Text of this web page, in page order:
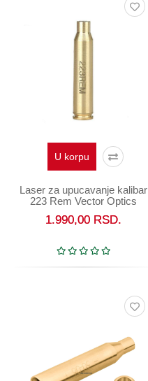
U korpu
Laser za upucavanje kalibar
223 Rem Vector Optics
1.990,00 RSD.